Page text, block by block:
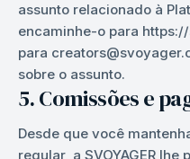
assunto relacionado à
encaminhe-o para
para
sobre o assunto.
5. Comissões e
Desde que você
regular, a SVOYAGER